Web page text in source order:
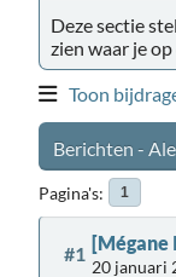
Deze sectie
zien waar je
Toon
Berichten -
Pagina's 1
#1 [Mégane
20 januari